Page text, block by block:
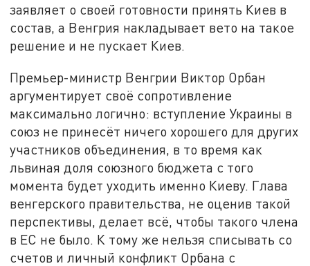
заявляет о своей готовности принять Киев в
состав, а Венгрия накладывает вето на такое
решение и не пускает Киев.
Премьер-министр Венгрии Виктор Орбан
аргументирует своё сопротивление
максимально логично: вступление Украины в
союз не принесёт ничего хорошего для других
участников объединения, в то время как
львиная доля союзного бюджета с того
момента будет уходить именно Киеву. Глава
венгерского правительства, не оценив такой
перспективы, делает всё, чтобы такого члена
в ЕС не было. К тому же нельзя списывать со
счетов и личный конфликт Орбана с